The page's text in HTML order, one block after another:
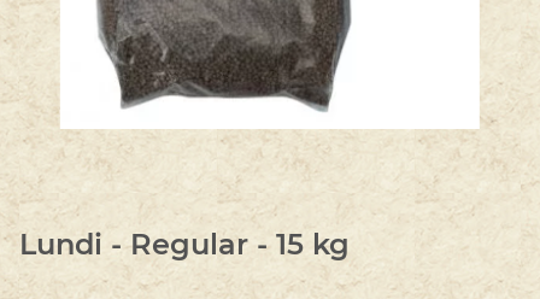
Lundi - Regular - 15 kg